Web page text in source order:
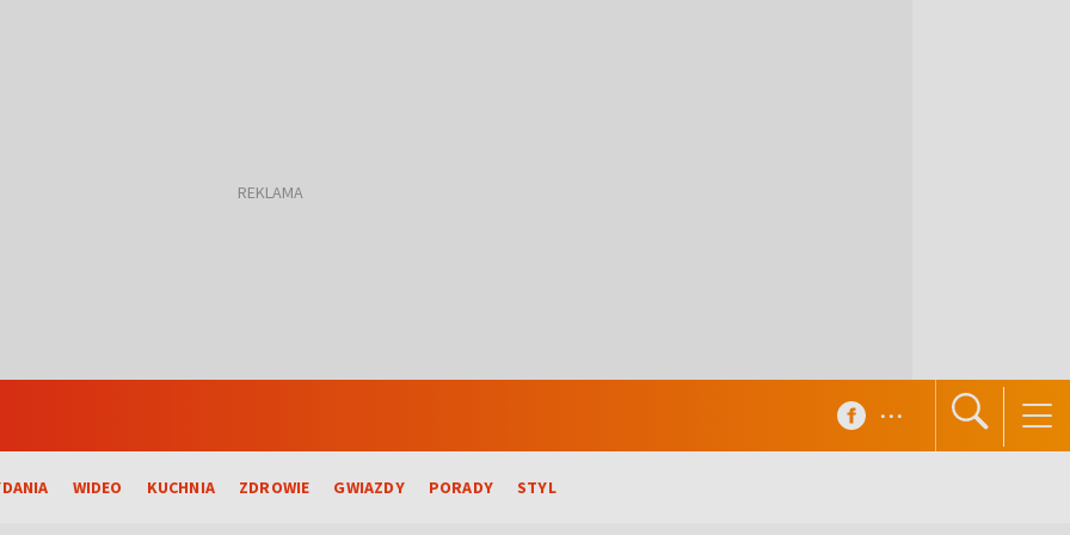
WIDEO KUCHNIA ZDROWIE GWIAZDY PORADY STYL
...